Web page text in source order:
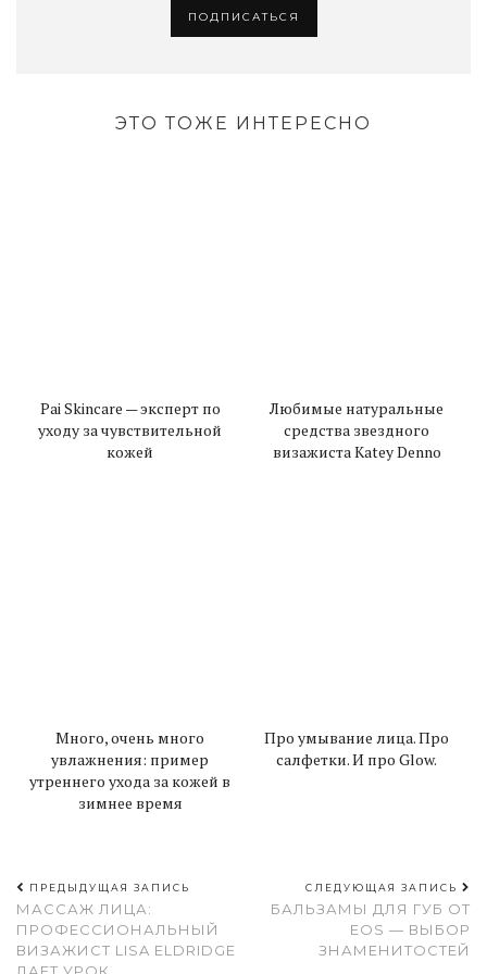
ЭТО ТОЖЕ ИНТЕРЕСНО
Pai Skincare — эксперт по
уходу за чувствительной
кожей
Любимые натуральные
средства звездного
визажиста Katey Denno
Много, очень много
увлажнения: пример
утреннего ухода за кожей в
зимнее время
Про умывание лица. Про
салфетки. И про Glow.
ПРЕДЫДУЩАЯ ЗАПИСЬ
МАССАЖ ЛИЦА:
ПРОФЕССИОНАЛЬНЫЙ
ВИЗАЖИСТ LISA ELDRIDGE
СЛЕДУЮЩАЯ ЗАПИСЬ
БАЛЬЗАМЫ ДЛЯ ГУБ ОТ
EOS — ВЫБОР
ЗНАМЕНИТОСТЕЙ